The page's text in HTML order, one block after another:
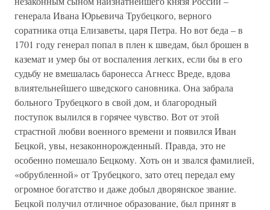
генерала Ивана Юрьевича Трубецкого, верного
соратника отца Елизаветы, царя Петра. Но вот беда – в
1701 году генерал попал в плен к шведам, был брошен в
каземат и умер бы от воспаления легких, если бы в его
судьбу не вмешалась баронесса Агнесс Вреде, вдова
влиятельнейшего шведского сановника. Она забрала
больного Трубецкого в свой дом, и благородный
поступок вылился в горячее чувство. Вот от этой
страстной любви военного времени и появился Иван
Бецкой, увы, незаконнорожденный. Правда, это не
особенно помешало Бецкому. Хоть он и звался фамилией,
«обрубленной» от Трубецкого, зато отец передал ему
огромное богатство и даже добыл дворянское звание.
Бецкой получил отличное образование, был принят в